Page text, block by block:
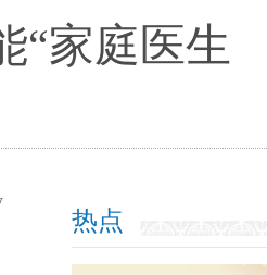
“家庭医生
热点